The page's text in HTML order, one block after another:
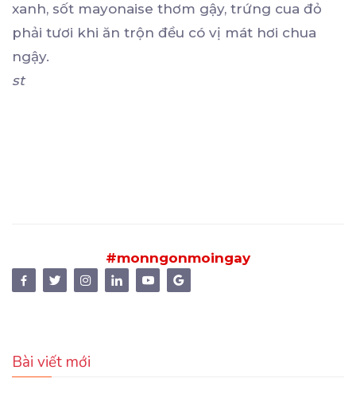
xanh, sốt mayonaise thơm gậy, trứng cua đỏ
phải tươi khi ăn trộn đều có vị mát hơi chua
ngậy.
st
#monngonmoingay
Bài viết mới